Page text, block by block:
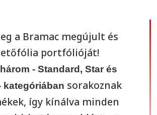
a Bramac megújult és
portfólióját!
- Standard, Star és
kategóriában sorakoznak
így kínálva minden